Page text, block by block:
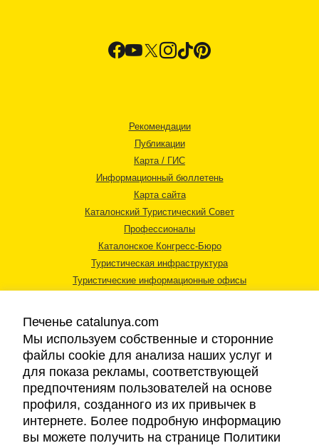
Рекомендации
Публикации
Карта / ГИС
Информационный бюллетень
Карта сайта
Каталонский Туристический Совет
Профессионалы
Каталонское Конгресс-Бюро
Туристическая инфраструктура
Туристические информационные офисы
Правовая информация
Cookies
Доступность
Печенье catalunya.com
Мы используем собственные и сторонние
файлы cookie для анализа наших услуг и
для показа рекламы, соответствующей
предпочтениям пользователей на основе
профиля, созданного из их привычек в
интернете. Более подробную информацию
вы можете получить на странице Политики